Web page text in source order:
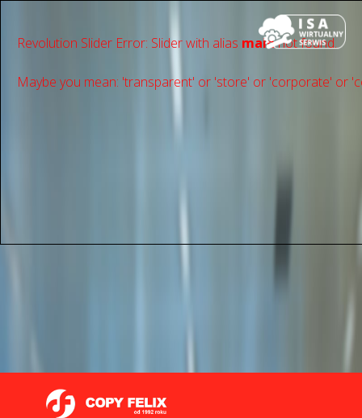
Revolution Slider Error: Slider with alias mainnot found.
Maybe you mean: 'transparent' or 'store' or 'сorporate' or